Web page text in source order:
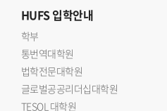
HUFS입학안내
학부
통번역대학원
법학전문대학원
글로벌공공리더십대학원
TESOL 대학원